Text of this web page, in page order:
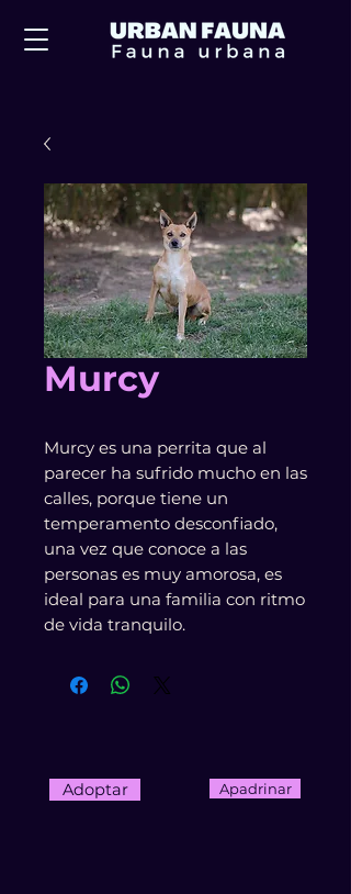
Murcy
Murcy es una perrita que al
parecer ha sufrido mucho en las
calles, porque tiene un
temperamento desconfiado,
una vez que conoce a las
personas es muy amorosa, es
ideal para una familia con ritmo
de vida tranquilo.
Adoptar Apadrinar